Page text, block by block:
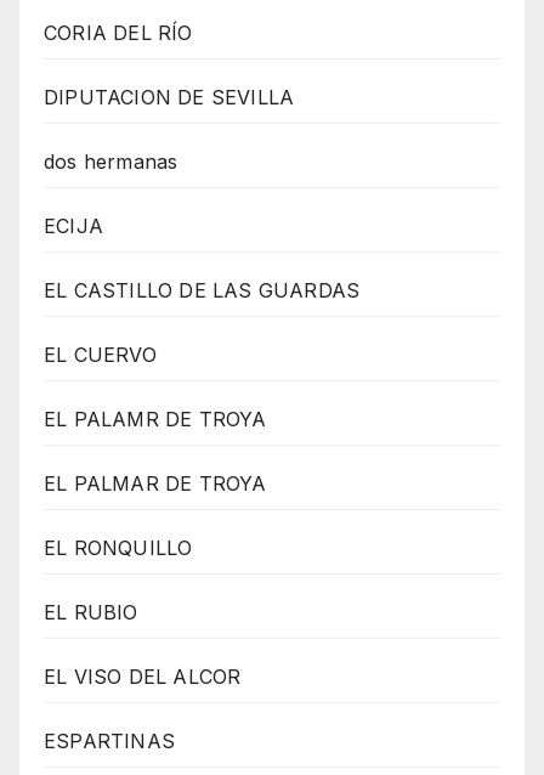
CORIA DEL RÍO
DIPUTACION DE SEVILLA
dos hermanas
ECIJA
EL CASTILLO DE LAS GUARDAS
EL CUERVO
EL PALAMR DE TROYA
EL PALMAR DE TROYA
EL RONQUILLO
EL RUBIO
EL VISO DEL ALCOR
ESPARTINAS